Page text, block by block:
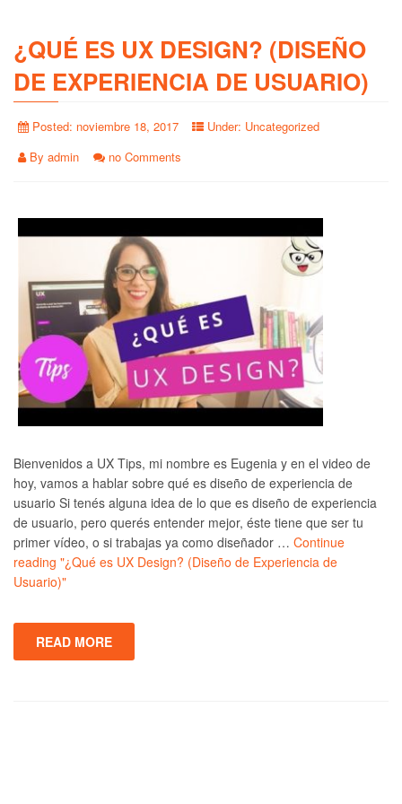
¿QUÉ ES UX DESIGN? (DISEÑO
DE EXPERIENCIA DE USUARIO)
Posted: noviembre 18, 2017 Under: Uncategorized
By admin no Comments
Bienvenidos a UX Tips, mi nombre es Eugenia y en el video de
hoy, vamos a hablar sobre qué es diseño de experiencia de
usuario Si tenés alguna idea de lo que es diseño de experiencia
de usuario, pero querés entender mejor, éste tiene que ser tu
primer vídeo, o si trabajas ya como diseñador … Continue
reading "¿Qué es UX Design? (Diseño de Experiencia de
Usuario)"
READ MORE